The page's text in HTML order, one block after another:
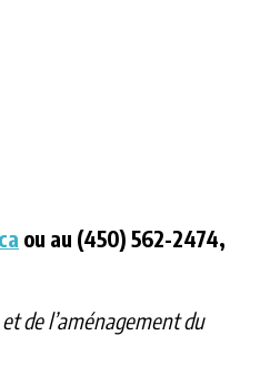
ou au (450) 562-2474,
de l’aménagement du